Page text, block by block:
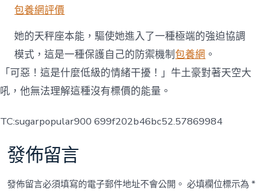
包養網評價
她的天秤座本能，驅使她進入了一種極端的強迫協調
模式，這是一種保護自己的防禦機制包養網 。
「可惡！這是什麼低級的情緒干擾！」牛土豪對著天空大
吼，他無法理解這種沒有標價的能量。
TC:sugarpopular900 699f202b46bc52.57869984
發佈留言
發佈留言必須填寫的電子郵件地址不會公開。 必填欄位標示為*